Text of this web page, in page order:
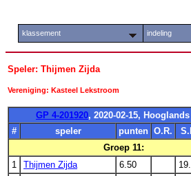
klassement indeling
Speler: Thijmen Zijda
Vereniging: Kasteel Lekstroom
GP 4-201920, 2020-02-15,
#
speler punten O.R.
Groep 11:
1
Thijmen Zijda 6.50